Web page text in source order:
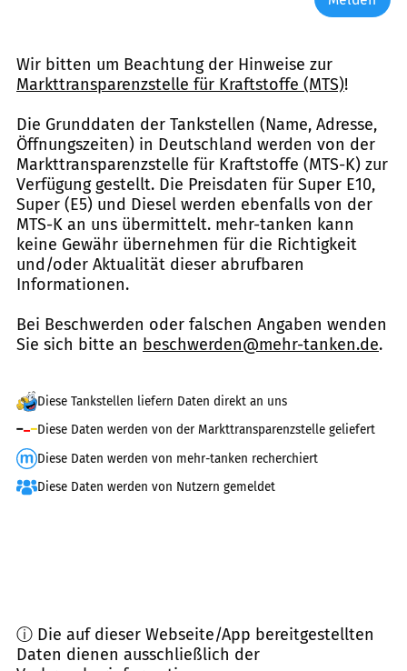
Wir bitten um Beachtung der Hinweise zur
Markttransparenzstelle für Kraftstoffe (MTS)!
Die Grunddaten der Tankstellen (Name, Adresse,
Öffnungszeiten) in Deutschland werden von der
Markttransparenzstelle für Kraftstoffe (MTS-K) zur
Verfügung gestellt. Die Preisdaten für Super E10,
Super (E5) und Diesel werden ebenfalls von der
MTS-K an uns übermittelt. mehr-tanken kann
keine Gewähr übernehmen für die Richtigkeit
und/oder Aktualität dieser abrufbaren
Informationen.
Bei Beschwerden oder falschen Angaben wenden
Sie sich bitte an beschwerden@mehr-tanken.de.
Diese Tankstellen liefern Daten direkt an uns
Diese Daten werden von der Markttransparenzstelle geliefert
Diese Daten werden von mehr-tanken recherchiert
Diese Daten werden von Nutzern gemeldet
ⓘ Die auf dieser Webseite/App bereitgestellten
Daten dienen ausschließlich der